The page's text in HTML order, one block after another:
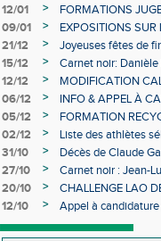
12/01
>
FORMATIONS
09/01
>
EXPOSITIONS SUR
21/12
>
Joyeuses fêtes de
15/12
>
Carnet noir:
12/12
>
MODIFICATION
06/12
>
INFO & APPEL À
05/12
>
FORMATION
02/12
>
Liste des athlètes
31/10
>
Décès de Claude
27/10
>
Carnet noir : Jean-
20/10
>
CHALLENGE LAO
12/10
>
Appel à